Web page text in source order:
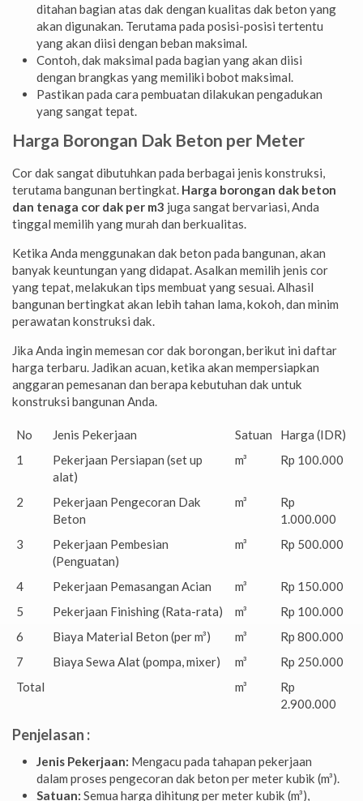
ditahan bagian atas dak dengan kualitas dak beton yang
akan digunakan. Terutama pada posisi-posisi tertentu
yang akan diisi dengan beban maksimal.
Contoh, dak maksimal pada bagian yang akan diisi
dengan brangkas yang memiliki bobot maksimal.
Pastikan pada cara pembuatan dilakukan pengadukan
yang sangat tepat.
Harga Borongan Dak Beton per Meter
Cor dak sangat dibutuhkan pada berbagai jenis konstruksi,
terutama bangunan bertingkat. Harga borongan dak beton
dan tenaga cor dak per m3 juga sangat bervariasi, Anda
tinggal memilih yang murah dan berkualitas.
Ketika Anda menggunakan dak beton pada bangunan, akan
banyak keuntungan yang didapat. Asalkan memilih jenis cor
yang tepat, melakukan tips membuat yang sesuai. Alhasil
bangunan bertingkat akan lebih tahan lama, kokoh, dan minim
perawatan konstruksi dak.
Jika Anda ingin memesan cor dak borongan, berikut ini daftar
harga terbaru. Jadikan acuan, ketika akan mempersiapkan
anggaran pemesanan dan berapa kebutuhan dak untuk
konstruksi bangunan Anda.
No Jenis Pekerjaan Satuan
Harga (IDR)
1
Pekerjaan Persiapan (set up
alat)
m³ Rp 100.000
2
Pekerjaan Pengecoran Dak
Beton
m³
Rp
1.000.000
3
Pekerjaan Pembesian
(Penguatan)
m³ Rp 500.000
4 Pekerjaan Pemasangan Acian m³
Rp 150.000
5
Pekerjaan Finishing (Rata-rata) m³
Rp 100.000
6
Biaya Material Beton (per m³) m³
Rp 800.000
7
Biaya Sewa Alat (pompa, mixer) m³
Rp 250.000
Total
m³
Rp
2.900.000
Penjelasan :
Jenis Pekerjaan: Mengacu pada tahapan pekerjaan
dalam proses pengecoran dak beton per meter kubik (m³).
Satuan: Semua harga dihitung per meter kubik (m³),